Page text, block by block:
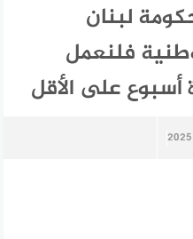
لبنان
فلنعمل
أسبوع على الأقل